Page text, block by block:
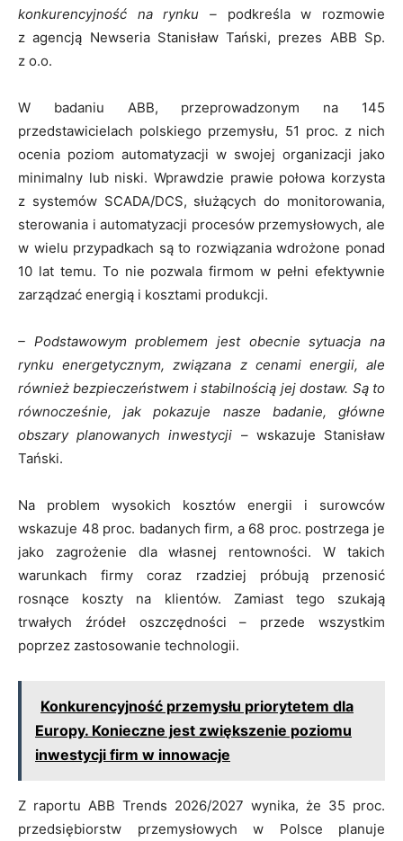
konkurencyjność na rynku – podkreśla w rozmowie
z agencją Newseria Stanisław Tański, prezes ABB Sp.
z o.o.
W badaniu ABB, przeprowadzonym na 145
przedstawicielach polskiego przemysłu, 51 proc. z nich
ocenia poziom automatyzacji w swojej organizacji jako
minimalny lub niski. Wprawdzie prawie połowa korzysta
z systemów SCADA/DCS, służących do monitorowania,
sterowania i automatyzacji procesów przemysłowych, ale
w wielu przypadkach są to rozwiązania wdrożone ponad
10 lat temu. To nie pozwala firmom w pełni efektywnie
zarządzać energią i kosztami produkcji.
– Podstawowym problemem jest obecnie sytuacja na
rynku energetycznym, związana z cenami energii, ale
również bezpieczeństwem i stabilnością jej dostaw. Są to
równocześnie, jak pokazuje nasze badanie, główne
obszary planowanych inwestycji – wskazuje Stanisław
Tański.
Na problem wysokich kosztów energii i surowców
wskazuje 48 proc. badanych firm, a 68 proc. postrzega je
jako zagrożenie dla własnej rentowności. W takich
warunkach firmy coraz rzadziej próbują przenosić
rosnące koszty na klientów. Zamiast tego szukają
trwałych źródeł oszczędności – przede wszystkim
poprzez zastosowanie technologii.
Konkurencyjność przemysłu priorytetem dla
Europy. Konieczne jest zwiększenie poziomu
inwestycji firm w innowacje
Z raportu ABB Trends 2026/2027 wynika, że 35 proc.
przedsiębiorstw przemysłowych w Polsce planuje